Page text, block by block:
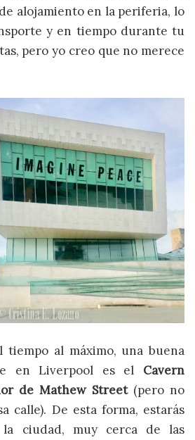
alojamiento en la periferia, lo
y en tiempo durante tu
pero yo creo que no merece
tiempo al máximo, una buena
en Liverpool es el Cavern
de Mathew Street(pero no
calle). De esta forma, estarás
ciudad, muy cerca de las